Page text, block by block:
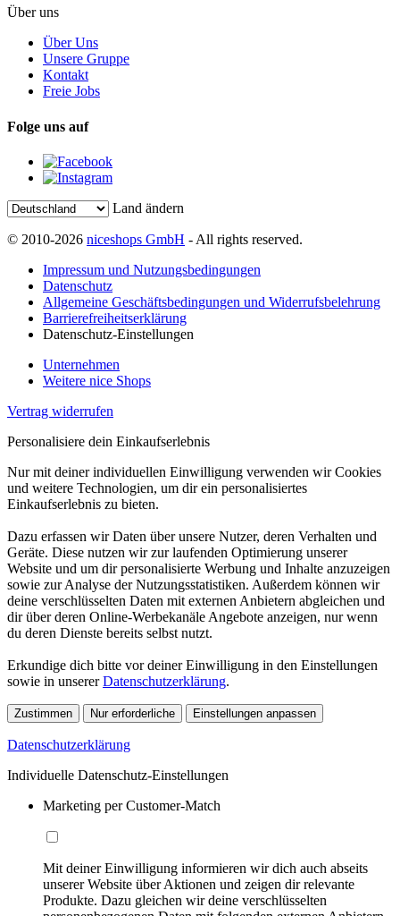
Über uns
Über Uns
Unsere Gruppe
Kontakt
Freie Jobs
Folge uns auf
Land ändern
© 2010-2026 niceshops GmbH - All rights reserved.
Impressum und Nutzungsbedingungen
Datenschutz
Allgemeine Geschäftsbedingungen und Widerrufsbelehrung
Barrierefreiheitserklärung
Datenschutz-Einstellungen
Unternehmen
Weitere nice Shops
Vertrag widerrufen
Personalisiere dein Einkaufserlebnis
Nur mit deiner individuellen Einwilligung verwenden wir Cookies
und weitere Technologien, um dir ein personalisiertes
Einkaufserlebnis zu bieten.
Dazu erfassen wir Daten über unsere Nutzer, deren Verhalten und
Geräte. Diese nutzen wir zur laufenden Optimierung unserer
Website und um dir personalisierte Werbung und Inhalte anzuzeigen
sowie zur Analyse der Nutzungsstatistiken. Außerdem können wir
deine verschlüsselten Daten mit externen Anbietern abgleichen und
dir über deren Online-Werbekanäle Angebote anzeigen, nur wenn
du deren Dienste bereits selbst nutzt.
Erkundige dich bitte vor deiner Einwilligung in den Einstellungen
sowie in unsererDatenschutzerklärung.
Zustimmen Nur erforderliche Einstellungen anpassen
Datenschutzerklärung
Individuelle Datenschutz-Einstellungen
Marketing per Customer-Match
Mit deiner Einwilligung informieren wir dich auch abseits
unserer Website über Aktionen und zeigen dir relevante
Produkte. Dazu gleichen wir deine verschlüsselten